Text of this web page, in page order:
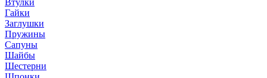
Втулки
Гайки
Заглушки
Пружины
Сапуны
Шайбы
Шестерни